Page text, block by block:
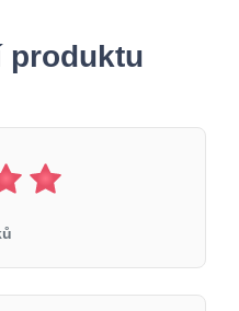
produktu